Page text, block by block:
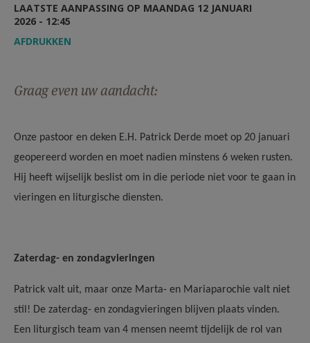
LAATSTE AANPASSING OP MAANDAG 12 JANUARI
2026 - 12:45
AFDRUKKEN
Graag even uw aandacht:
Onze pastoor en deken E.H. Patrick Derde moet op 20 januari
geopereerd worden en moet nadien minstens 6 weken rusten.
Hij heeft wijselijk beslist om in die periode niet voor te gaan in
vieringen en liturgische diensten.
Zaterdag- en zondagvieringen
Patrick valt uit, maar onze Marta- en Mariaparochie valt niet
stil! De zaterdag- en zondagvieringen blijven plaats vinden.
Een liturgisch team van 4 mensen neemt tijdelijk de rol van